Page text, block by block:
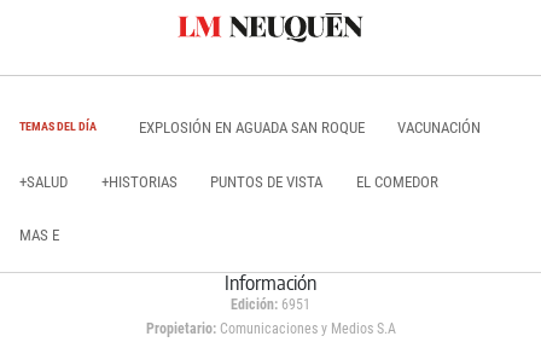
TEMAS DEL DÍA EXPLOSIÓN EN AGUADA SAN ROQUE VACUNACIÓN
+SALUD +HISTORIAS PUNTOS DE VISTA EL COMEDOR
MAS E
Información
Edición: 6951
Propietario:Comunicaciones y Medios S.A